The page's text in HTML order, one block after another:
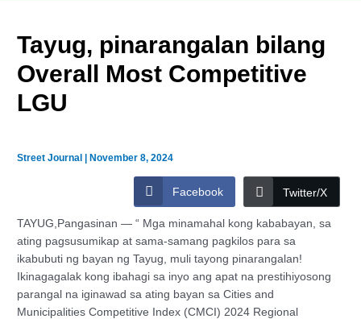
Tayug, pinarangalan bilang
Overall Most Competitive
LGU
Street Journal November 8, 2024
Facebook Twitter/X
TAYUG,Pangasinan — “ Mga minamahal kong kababayan, sa
ating pagsusumikap at sama-samang pagkilos para sa
ikabubuti ng bayan ng Tayug, muli tayong pinarangalan!
Ikinagagalak kong ibahagi sa inyo ang apat na prestihiyosong
parangal na iginawad sa ating bayan sa Cities and
Municipalities Competitive Index (CMCI) 2024 Regional